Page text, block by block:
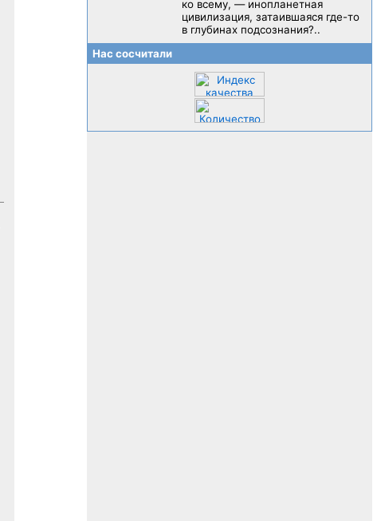
ко всему, — инопланетная
цивилизация, затаившаяся где-то
в глубинах подсознания?..
Нас сосчитали